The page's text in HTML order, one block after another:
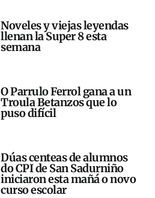
Noveles y viejas leyendas
llenan la Super 8 esta
semana
O Parrulo Ferrol gana a un
Troula Betanzos que lo
puso difícil
Dúas centeas de alumnos
do CPI de San Sadurniño
iniciaron esta mañá o novo
curso escolar